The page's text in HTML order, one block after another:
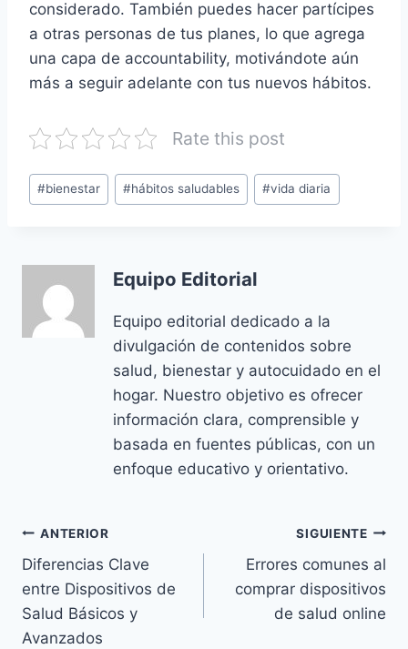
considerado. También puedes hacer partícipes
a otras personas de tus planes, lo que agrega
una capa de accountability, motivándote aún
más a seguir adelante con tus nuevos hábitos.
Rate this post
Etiquetas
de
#bienestar #hábitos saludables #vida diaria
Equipo Editorial
Equipo editorial dedicado a la
divulgación de contenidos sobre
salud, bienestar y autocuidado en el
hogar. Nuestro objetivo es ofrecer
información clara, comprensible y
basada en fuentes públicas, con un
enfoque educativo y orientativo.
Navegación
de
entradas
ANTERIOR
Diferencias Clave
entre Dispositivos de
Salud Básicos y
Avanzados
SIGUIENTE
Errores comunes al
comprar dispositivos
de salud online